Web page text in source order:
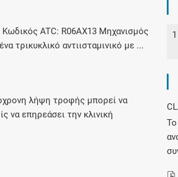
και αγωγέςATC: R06AX13 Μηχανισμός
τρικυκλικό αντιισταμινικό με ...
λήψη τροφής μπορεί να
επηρεάσει την κλινική
1